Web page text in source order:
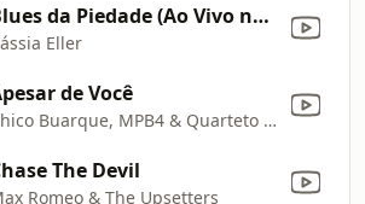
Blues da Piedade (Ao Vivo no Rio de Janeiro, 1998)
Eller
de Você
Chico Buarque, MPB4 & Quarteto Em Cy
The Devil
Romeo & The Upsetters